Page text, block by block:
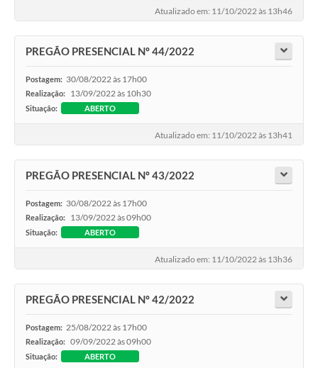
Atualizado em: 11/10/2022 às 13h46
PREGÃO PRESENCIAL Nº 44/2022
Postagem: 30/08/2022 às 17h00
Realização: 13/09/2022 às 10h30
Situação: ABERTO
Atualizado em: 11/10/2022 às 13h41
PREGÃO PRESENCIAL Nº 43/2022
Postagem: 30/08/2022 às 17h00
Realização: 13/09/2022 às 09h00
Situação: ABERTO
Atualizado em: 11/10/2022 às 13h36
PREGÃO PRESENCIAL Nº 42/2022
Postagem: 25/08/2022 às 17h00
Realização: 09/09/2022 às 09h00
Situação: ABERTO